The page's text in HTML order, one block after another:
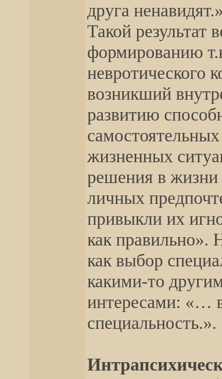
друга
Такой результат
формированию
невротического
возникший
развитию
жизненных
решения в
личных
привыкли их
как правильно».
как выбор
какими-то
интересами: «…
специальность.».